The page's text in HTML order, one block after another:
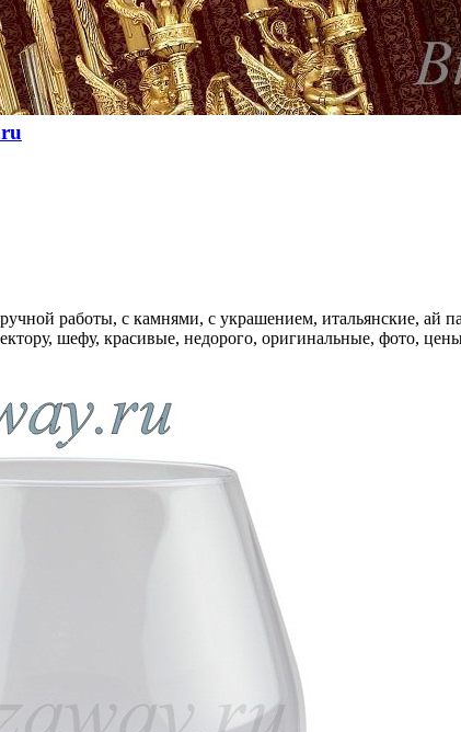
работы, с камнями, с украшением, итальянские,
шефу, красивые, недорого, оригинальные, фото,